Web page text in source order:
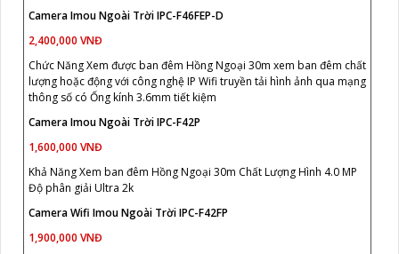
Camera Imou Ngoài Trời IPC-F46FEP-D
2,400,000 VNĐ
Chức Năng Xem được ban đêm Hồng Ngoại 30m xem ban đêm chất
lượng hoặc động với công nghệ IP Wifi truyền tải hình ảnh qua mạng
thông số có Ống kính 3.6mm tiết kiệm
Camera Imou Ngoài Trời IPC-F42P
1,600,000 VNĐ
Khả Năng Xem ban đêm Hồng Ngoại 30m Chất Lượng Hình 4.0 MP
Độ phân giải Ultra 2k
Camera Wifi Imou Ngoài Trời IPC-F42FP
1,900,000 VNĐ